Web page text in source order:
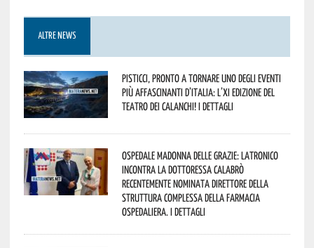
ALTRE NEWS
Pisticci, pronto a tornare uno degli eventi
più affascinanti d’Italia: l’XI edizione del
Teatro dei Calanchi! I dettagli
Ospedale Madonna delle Grazie: Latronico
incontra la dottoressa Calabrò
recentemente nominata Direttore della
Struttura Complessa della Farmacia
Ospedaliera. I dettagli